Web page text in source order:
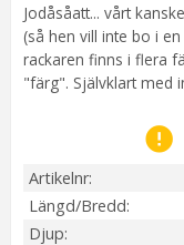
Jodåsåatt... vårt
(så hen vill inte bo i
rackaren finns i flera
"färg". Självklart med
Artikelnr
Längd/Bredd
Djup